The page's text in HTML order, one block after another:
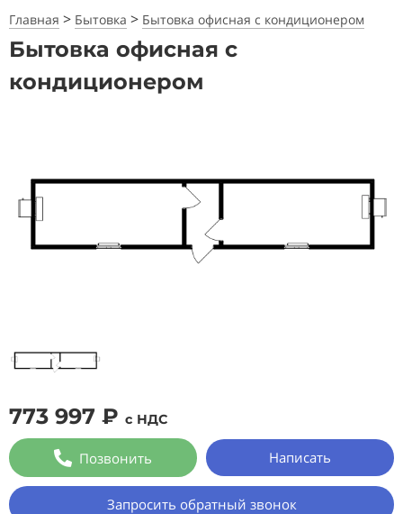
Главная > Бытовка > Бытовка офисная с кондиционером
Бытовка офисная с
кондиционером
773 997 ₽ с НДС
Позвонить Написать
Запросить обратный звонок